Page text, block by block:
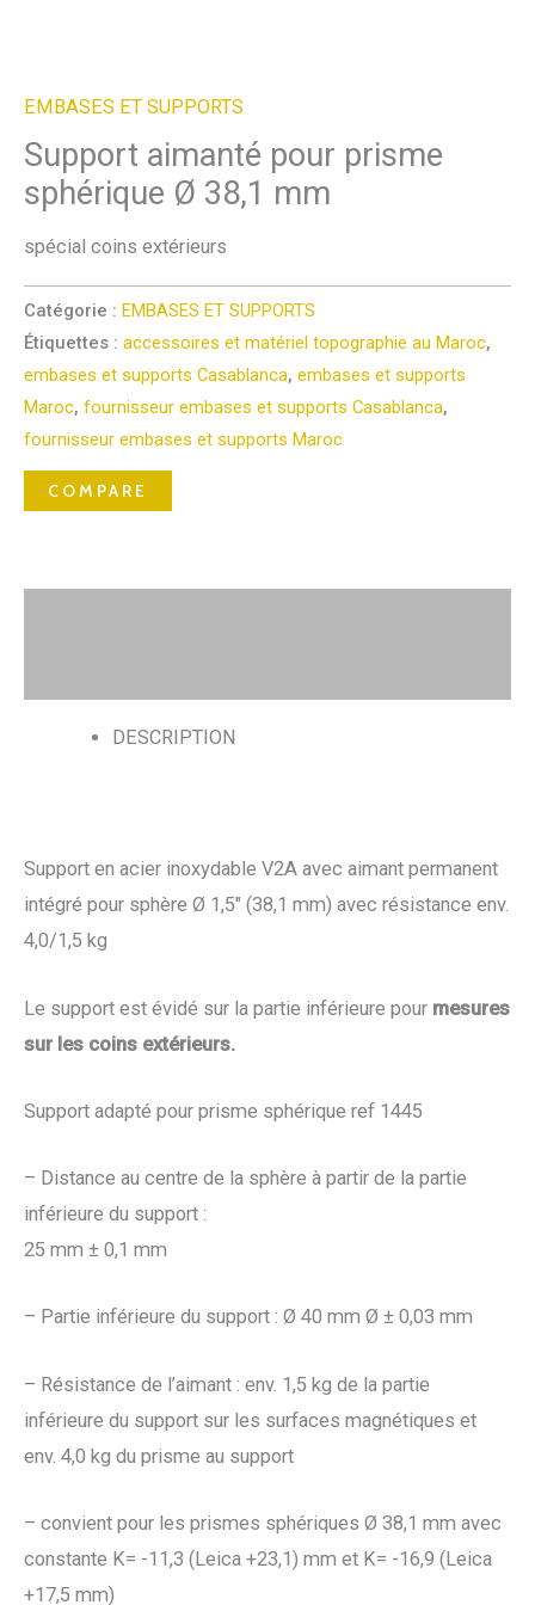
EMBASES ET SUPPORTS
Support aimanté pour prisme
sphérique Ø 38,1 mm
spécial coins extérieurs
Catégorie : EMBASES ET SUPPORTS
Étiquettes : accessoires et matériel topographie au Maroc,
embases et supports Casablanca, embases et supports
Maroc, fournisseur embases et supports Casablanca,
fournisseur embases et supports Maroc
COMPARE
DESCRIPTION
Support en acier inoxydable V2A avec aimant permanent
intégré pour sphère Ø 1,5″ (38,1 mm) avec résistance env.
4,0/1,5 kg
Le support est évidé sur la partie inférieure pour mesures
sur les coins extérieurs.
Support adapté pour prisme sphérique ref 1445
– Distance au centre de la sphère à partir de la partie
inférieure du support :
25 mm ± 0,1 mm
– Partie inférieure du support : Ø 40 mm Ø ± 0,03 mm
– Résistance de l’aimant : env. 1,5 kg de la partie
inférieure du support sur les surfaces magnétiques et
env. 4,0 kg du prisme au support
– convient pour les prismes sphériques Ø 38,1 mm avec
constante K= -11,3 (Leica +23,1) mm et K= -16,9 (Leica
+17,5 mm)